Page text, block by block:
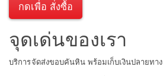
กดเพื่อ สั่งซื้อ
จุดเด่นของเรา
บริการจัดส่งขอบคันหิน พร้อมเก็บเงินปลายทาง